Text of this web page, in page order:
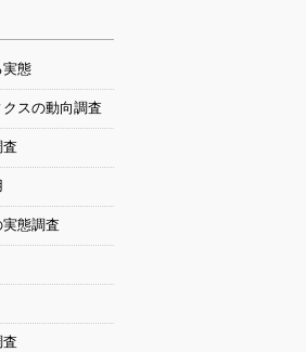
実態
スの動向調査
態調査